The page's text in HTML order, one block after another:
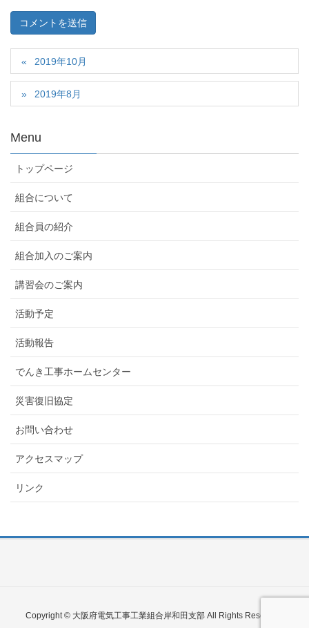
2019年10月
2019年8月
Menu
トップページ
組合について
組合員の紹介
組合加入のご案内
講習会のご案内
活動予定
活動報告
でんき工事ホームセンター
災害復旧協定
お問い合わせ
アクセスマップ
リンク
Copyright © 大阪府電気工事工業組合岸和田支部 All Rights Reserved.